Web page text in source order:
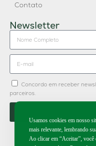
Contato
Newsletter
Concordo em receber
parceiros.
Usamos cookies em nosso
mais relevante, lembrando
Ao clicar em “Aceitar”, você